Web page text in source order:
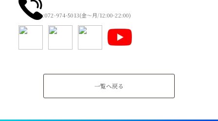
:072-974-5013(金～月/12:00-22:00)
一覧へ戻る